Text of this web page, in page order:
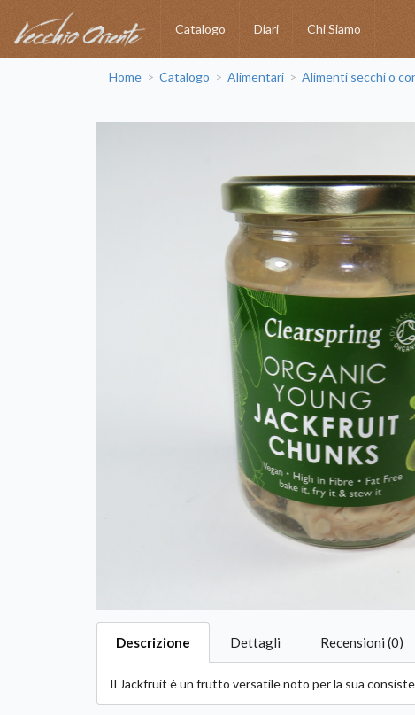
Catalogo Diari Chi Siamo
Home > Catalogo > Alimentari > Alimenti secchi o
Descrizione Dettagli Recensioni (0)
Il Jackfruit è un frutto versatile noto per la sua